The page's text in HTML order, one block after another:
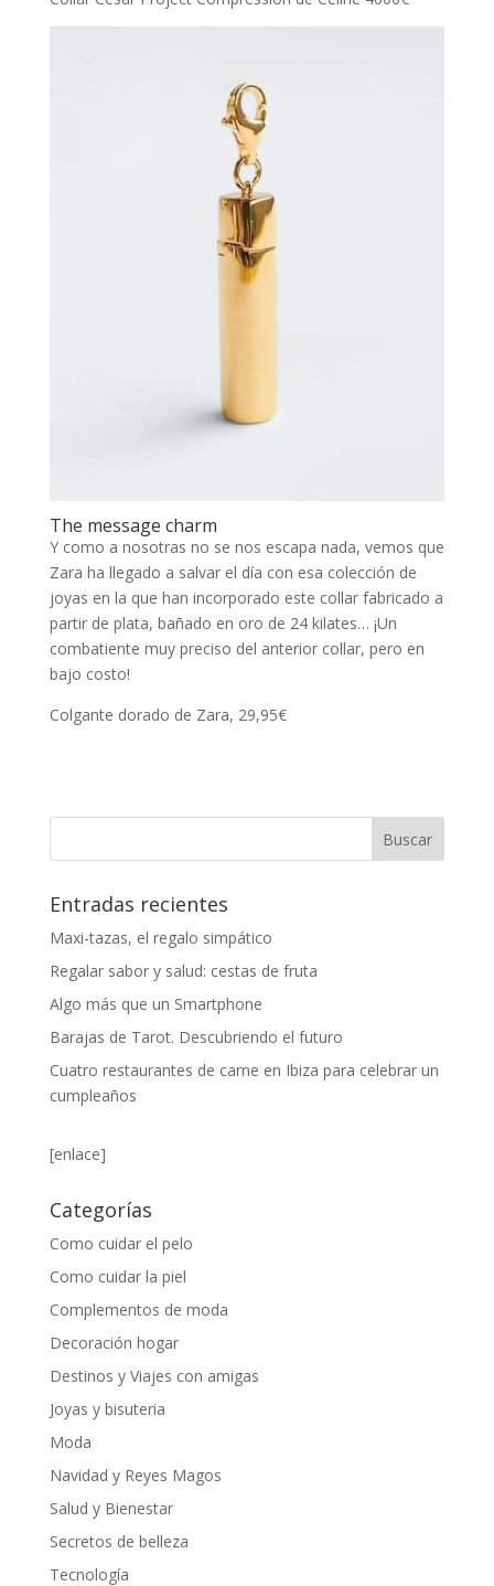
The message charm
Y como a nosotras no se nos escapa nada, vemos que
Zara ha llegado a salvar el día con esa colección de
joyas en la que han incorporado este collar fabricado a
partir de plata, bañado en oro de 24 kilates… ¡Un
combatiente muy preciso del anterior collar, pero en
bajo costo!
Colgante dorado de Zara, 29,95€
Entradas recientes
Maxi-tazas, el regalo simpático
Regalar sabor y salud: cestas de fruta
Algo más que un Smartphone
Barajas de Tarot. Descubriendo el futuro
Cuatro restaurantes de carne en Ibiza para celebrar un
cumpleaños
[enlace]
Categorías
Como cuidar el pelo
Como cuidar la piel
Complementos de moda
Decoración hogar
Destinos y Viajes con amigas
Joyas y bisuteria
Moda
Navidad y Reyes Magos
Salud y Bienestar
Secretos de belleza
Tecnología